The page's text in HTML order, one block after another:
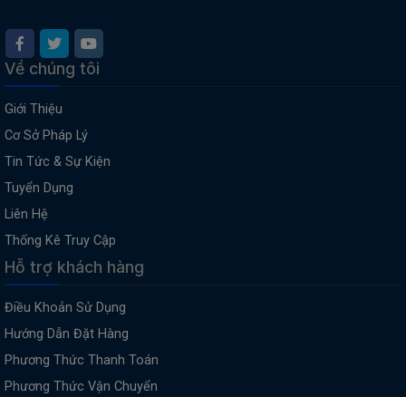
Về chúng tôi
Giới Thiệu
Cơ Sở Pháp Lý
Tin Tức & Sự Kiện
Tuyển Dụng
Liên Hệ
Thống Kê Truy Cập
Hỗ trợ khách hàng
Điều Khoản Sử Dụng
Hướng Dẫn Đặt Hàng
Phương Thức Thanh Toán
Phương Thức Vận Chuyển